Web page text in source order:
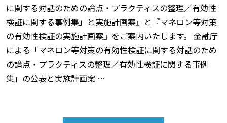
に関する対話のための論点・プラクティスの整理／有効性
検証に関する事例集」と実施計画案』と『マネロン等対策
の有効性検証の実施計画案』をご案内いたします。 金融庁
による「マネロン等対策の有効性検証に関する対話のため
の論点・プラクティスの整理／有効性検証に関する事例
集」の公表と実施計画案 …